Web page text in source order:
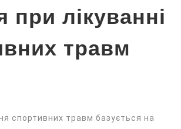
при лікуванні
травм
спортивних травм базується на